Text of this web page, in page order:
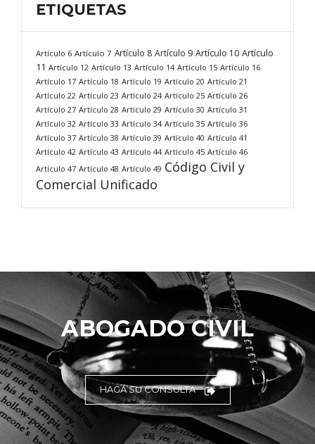
ETIQUETAS
Artículo 6 Artículo 7 Artículo 8 Artículo 9 Artículo 10 Artículo
11 Artículo 12 Artículo 13 Artículo 14 Artículo 15 Artículo 16
Artículo 17 Artículo 18 Artículo 19 Artículo 20 Artículo 21
Artículo 22 Artículo 23 Artículo 24 Artículo 25 Artículo 26
Artículo 27 Artículo 28 Artículo 29 Artículo 30 Artículo 31
Artículo 32 Artículo 33 Artículo 34 Artículo 35 Artículo 36
Artículo 37 Artículo 38 Artículo 39 Artículo 40 Artículo 41
Artículo 42 Artículo 43 Artículo 44 Artículo 45 Artículo 46
Artículo 47 Artículo 48 Artículo 49 Código Civil y
Comercial Unificado
ABOGADO CIVIL
HAGA SU CONSULTA